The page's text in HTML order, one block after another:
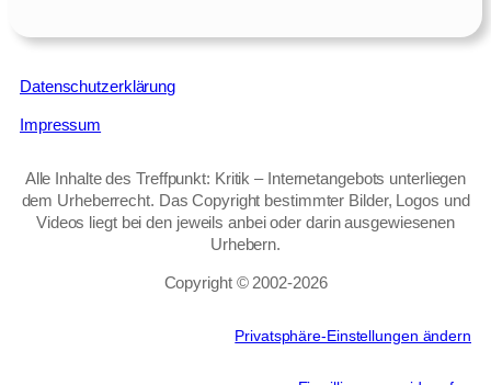
Datenschutzerklärung
Impressum
Alle Inhalte des Treffpunkt: Kritik – Internetangebots unterliegen
dem Urheberrecht. Das Copyright bestimmter Bilder, Logos und
Videos liegt bei den jeweils anbei oder darin ausgewiesenen
Urhebern.
Copyright © 2002‑2026
Privatsphäre-Einstellungen ändern